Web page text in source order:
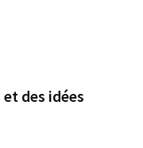
des idées